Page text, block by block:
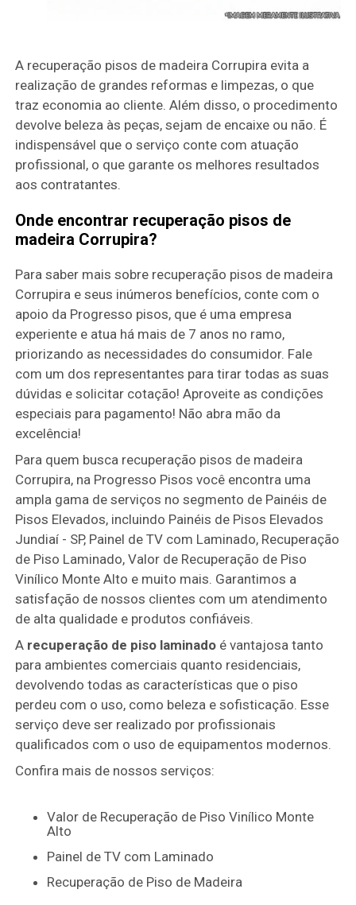
A recuperação pisos de madeira Corrupira evita a
realização de grandes reformas e limpezas, o que
traz economia ao cliente. Além disso, o procedimento
devolve beleza às peças, sejam de encaixe ou não. É
indispensável que o serviço conte com atuação
profissional, o que garante os melhores resultados
aos contratantes.
Onde encontrar recuperação pisos de
madeira Corrupira?
Para saber mais sobre recuperação pisos de madeira
Corrupira e seus inúmeros benefícios, conte com o
apoio da Progresso pisos, que é uma empresa
experiente e atua há mais de 7 anos no ramo,
priorizando as necessidades do consumidor. Fale
com um dos representantes para tirar todas as suas
dúvidas e solicitar cotação! Aproveite as condições
especiais para pagamento! Não abra mão da
excelência!
Para quem busca recuperação pisos de madeira
Corrupira, na Progresso Pisos você encontra uma
ampla gama de serviços no segmento de Painéis de
Pisos Elevados, incluindo Painéis de Pisos Elevados
Jundiaí - SP, Painel de TV com Laminado, Recuperação
de Piso Laminado, Valor de Recuperação de Piso
Vinílico Monte Alto e muito mais. Garantimos a
satisfação de nossos clientes com um atendimento
de alta qualidade e produtos confiáveis.
A recuperação de piso laminado é vantajosa tanto
para ambientes comerciais quanto residenciais,
devolvendo todas as características que o piso
perdeu com o uso, como beleza e sofisticação. Esse
serviço deve ser realizado por profissionais
qualificados com o uso de equipamentos modernos.
Confira mais de nossos serviços:
Valor de Recuperação de Piso Vinílico Monte
Alto
Painel de TV com Laminado
Recuperação de Piso de Madeira